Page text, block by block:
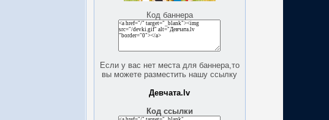
Код баннера
Если у вас нет места для баннера,то
вы можете разместить нашу ссылку
Девчата.lv
Код ссылки